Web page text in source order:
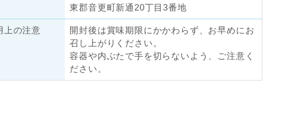
東郡音更町新通20丁目3番地
上の注意
開封後は賞味期限にかかわらず、お早めにお
召し上がりください。
容器や内ぶたで手を切らないよう、ご注意く
ださい。